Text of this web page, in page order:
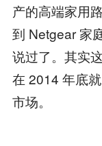
产的高端家用
到 Netgear 家
说过了。其实
在 2014 年底
市场。